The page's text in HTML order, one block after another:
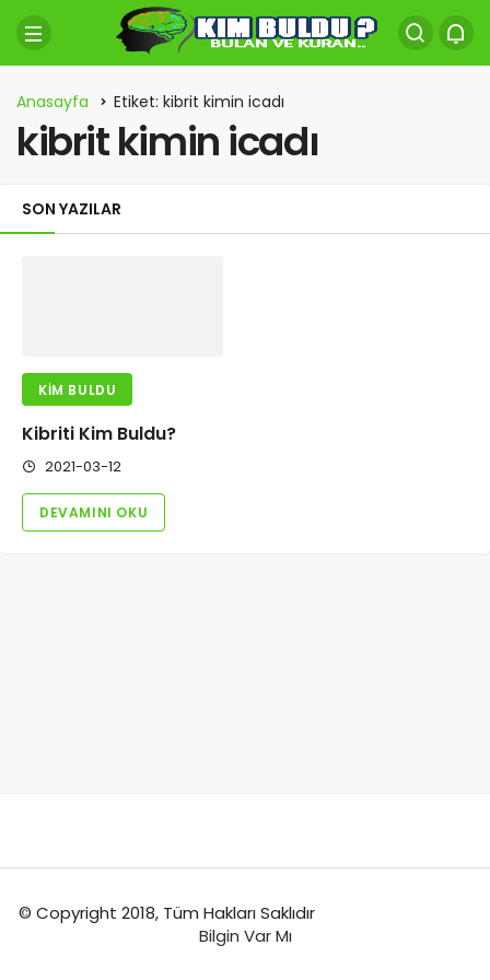
Anasayfa Etiket: kibrit kimin icadı
kibrit kimin icadı
SON YAZILAR
KIM BULDU
Kibriti Kim Buldu?
2021-03-12
DEVAMINI OKU
© Copyright 2018, Tüm Hakları Saklıdır
Bilgin Var Mı